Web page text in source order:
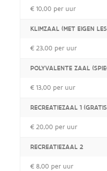
€ 10,00 per uur
KLIMZAAL (MET EIGEN
€ 23,00 per uur
POLYVALENTE ZAAL
€ 13,00 per uur
RECREATIEZAAL 1
€ 20,00 per uur
RECREATIEZAAL 2
€ 8,00 per uur